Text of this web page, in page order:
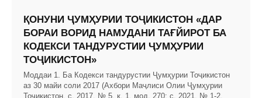
ҚОНУНИ ҶУМҲУРИИ ТОҶИКИСТОН «ДАР
БОРАИ ВОРИД НАМУДАНИ ТАҒЙИРОТ БА
КОДЕКСИ ТАНДУРУСТИИ ҶУМҲУРИИ
ТОҶИКИСТОН»
Моддаи 1. Ба Кодекси тандурустии Ҷумҳурии Тоҷикистон
аз 30 майи соли 2017 (Ахбори Маҷлиси Олии Ҷумҳурии
Тоҷикистон, с. 2017, № 5, қ. 1, мод. 270; с. 2021, № 1-2,